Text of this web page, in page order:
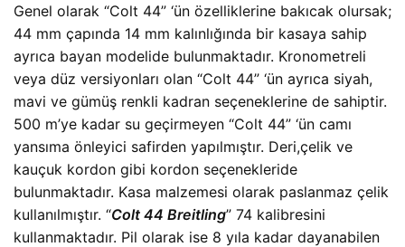
Genel olarak “Colt 44” ‘ün özelliklerine bakıcak olursak;
44 mm çapında 14 mm kalınlığında bir kasaya sahip
ayrıca bayan modelide bulunmaktadır. Kronometreli
veya düz versiyonları olan “Colt 44” ‘ün ayrıca siyah,
mavi ve gümüş renkli kadran seçeneklerine de sahiptir.
500 m’ye kadar su geçirmeyen “Colt 44” ‘ün camı
yansıma önleyici safirden yapılmıştır. Deri,çelik ve
kauçuk kordon gibi kordon seçenekleride
bulunmaktadır. Kasa malzemesi olarak paslanmaz çelik
kullanılmıştır. “Colt 44 Breitling” 74 kalibresini
kullanmaktadır. Pil olarak ise 8 yıla kadar dayanabilen